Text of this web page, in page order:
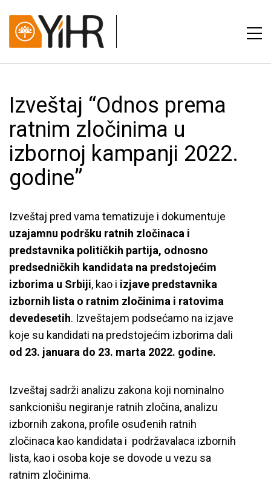
Izveštaj “Odnos prema
ratnim zločinima u
izbornoj kampanji 2022.
godine”
Izveštaj pred vama tematizuje i dokumentuje
uzajamnu podršku ratnih zločinaca i
predstavnika političkih partija, odnosno
predsedničkih kandidata na predstojećim
izborima u Srbiji, kao i izjave predstavnika
izbornih lista o ratnim zločinima i ratovima
devedesetih. Izveštajem podsećamo na izjave
koje su kandidati na predstojećim izborima dali
od 23. januara do 23. marta 2022. godine.
Izveštaj sadrži analizu zakona koji nominalno
sankcionišu negiranje ratnih zločina, analizu
izbornih zakona, profile osuđenih ratnih
zločinaca kao kandidata i podržavalaca izbornih
lista, kao i osoba koje se dovode u vezu sa
ratnim zločinima.